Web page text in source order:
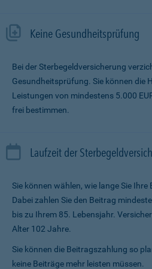
Keine Gesundheitsprüfung
Bei der Sterbegeldversicherung
Gesundheitsprüfung. Sie können die
Leistungen von mindestens 5.000
frei bestimmen.
Laufzeit der
Sie können wählen, wie lange Sie
Dabei zahlen Sie den Beitrag
bis zu Ihrem 85. Lebensjahr.
Alter 102 Jahre.
Sie können die Beitragszahlung so
keine Beiträge mehr leisten müssen.